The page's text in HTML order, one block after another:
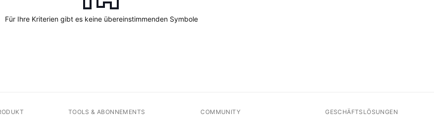
Für Ihre Kriterien gibt es keine übereinstimmenden Symbole
TOOLS & ABONNEMENTS COMMUNITY GESCHÄFTSLÖSUNGEN